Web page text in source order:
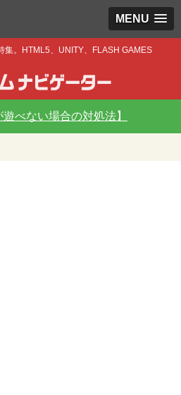
MENU
集。HTML5、UNITY、FLASH GAMES
遊べない場合の対処法】